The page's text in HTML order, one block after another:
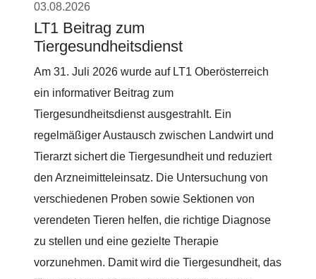
03.08.2026
LT1 Beitrag zum
Tiergesundheitsdienst
Am 31. Juli 2026 wurde auf LT1 Oberösterreich
ein informativer Beitrag zum
Tiergesundheitsdienst ausgestrahlt. Ein
regelmäßiger Austausch zwischen Landwirt und
Tierarzt sichert die Tiergesundheit und reduziert
den Arzneimitteleinsatz. Die Untersuchung von
verschiedenen Proben sowie Sektionen von
verendeten Tieren helfen, die richtige Diagnose
zu stellen und eine gezielte Therapie
vorzunehmen. Damit wird die Tiergesundheit, das